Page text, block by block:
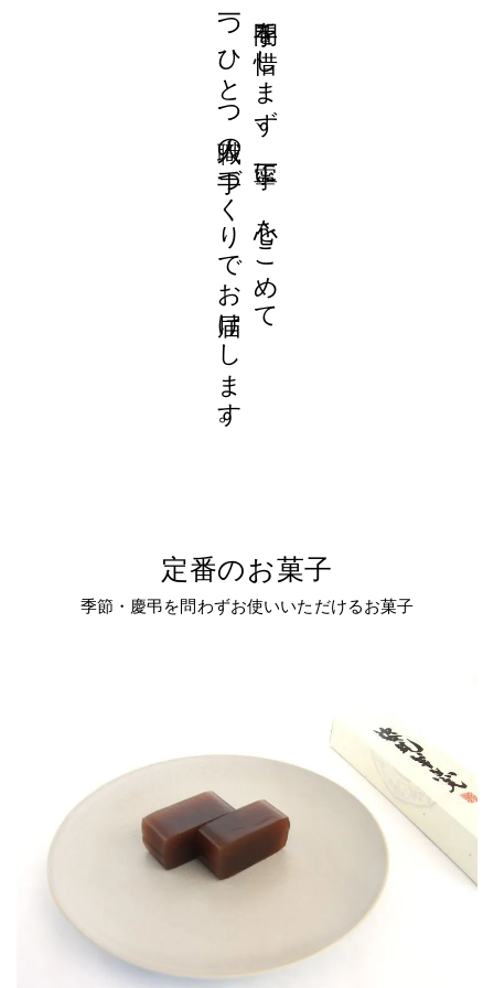
手間を惜しまず、丁寧に、心をこめて
一つひとつ職人の手づくりでお届けします。
定番のお菓子
季節・慶弔を問わずお使いいただけるお菓子